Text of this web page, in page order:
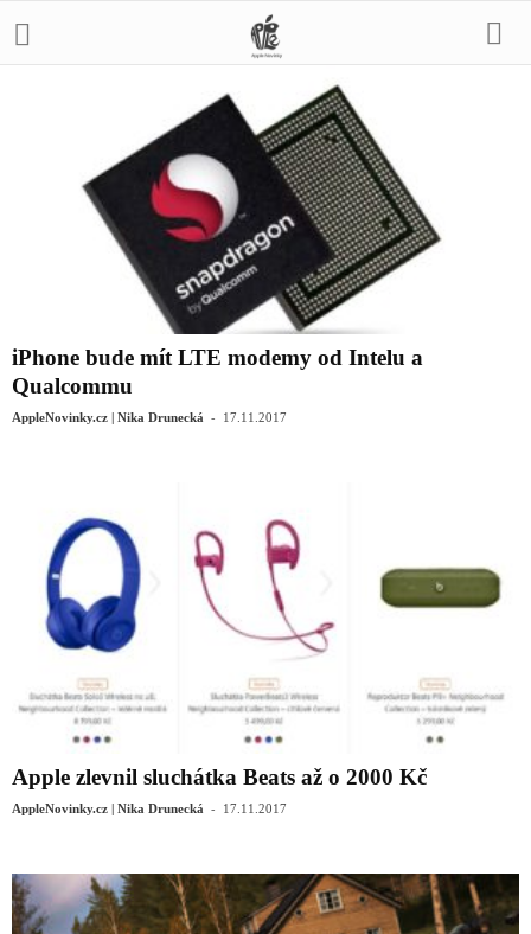
iPhone bude mít LTE modemy od Intelu a
Qualcommu
AppleNovinky.cz | Nika Drunecká - 17.11.2017
Apple zlevnil sluchátka Beats až o 2000 Kč
AppleNovinky.cz | Nika Drunecká - 17.11.2017